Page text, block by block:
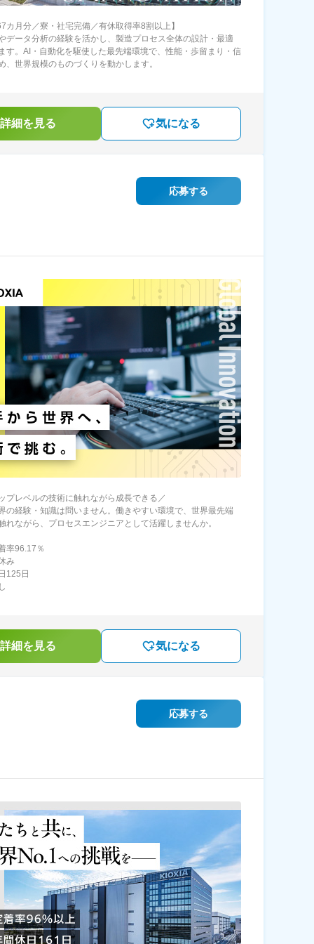
カ月分／寮・社宅完備／有休取得率8割以上】
データ分析の経験を活かし、製造プロセス全体の設計・最適
す。AI・自動化を駆使した最先端環境で、性能・歩留まり・信
、世界規模のものづくりを動かします。
細を見る 気になる
応募する
プレベルの技術に触れながら成長できる／
の経験・知識は問いません。働きやすい環境で、世界最先端
れながら、プロセスエンジニアとして活躍しませんか。
率96.17％
み
125日
細を見る 気になる
応募する